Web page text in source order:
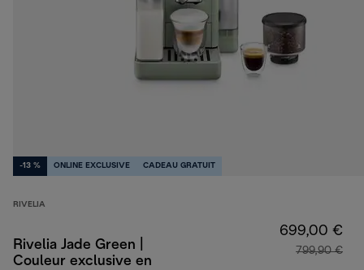
-13 % ONLINE EXCLUSIVE CADEAU GRATUIT
RIVELIA
Rivelia Jade Green |
Couleur exclusive en
699,00 €
799,90 €